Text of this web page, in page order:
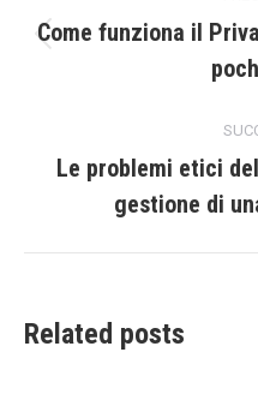
tra
Come funziona il
Le problemi etici
gestione di
Related posts